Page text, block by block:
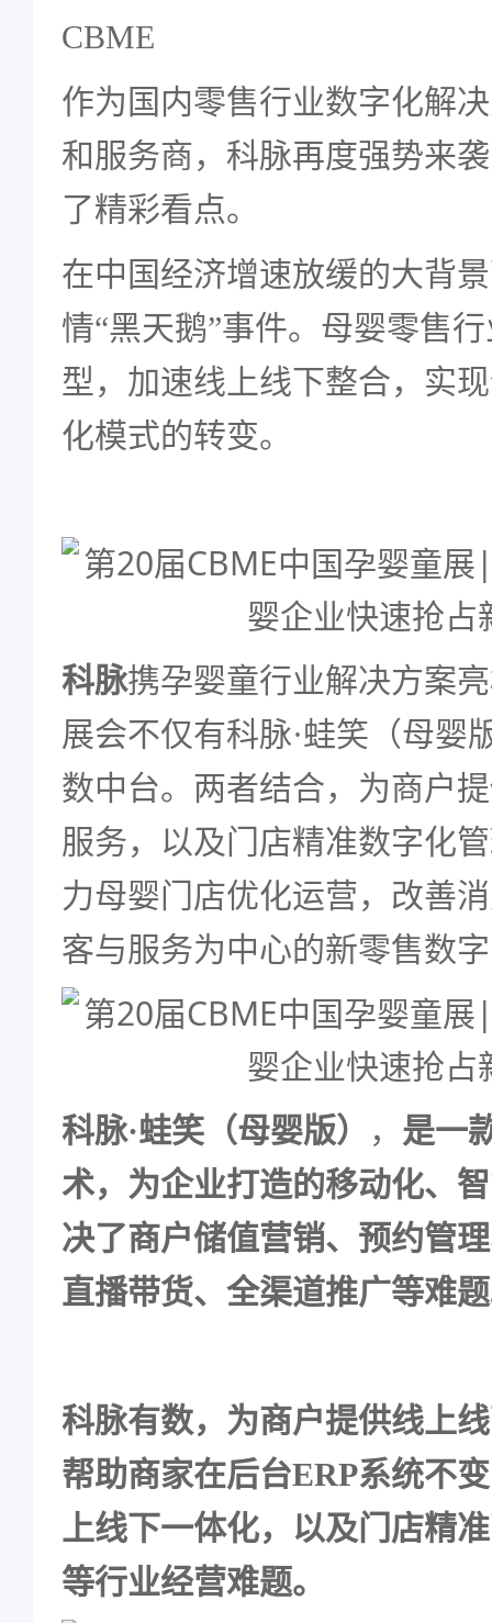
CBME
作为国内零售行业数字化解
和服务商，科脉再度强势来
了精彩看点。
在中国经济增速放缓的大背
情“黑天鹅”事件。母婴零售
型，加速线上线下整合，实
化模式的转变。
科脉携孕婴童行业解决方案
展会不仅有科脉·蛙笑（母婴
数中台。两者结合，为商户
服务，以及门店精准数字化
力母婴门店优化运营，改善
客与服务为中心的新零售数
科脉·蛙笑（母婴版） ， 是一
术，为企业打造的移动化、
决了商户储值营销、预约管
直播带货、全渠道推广等难
科脉有数，为商户提供线上
帮助商家在后台ERP系统不
上线下一体化，以及门店精
等行业经营难题。